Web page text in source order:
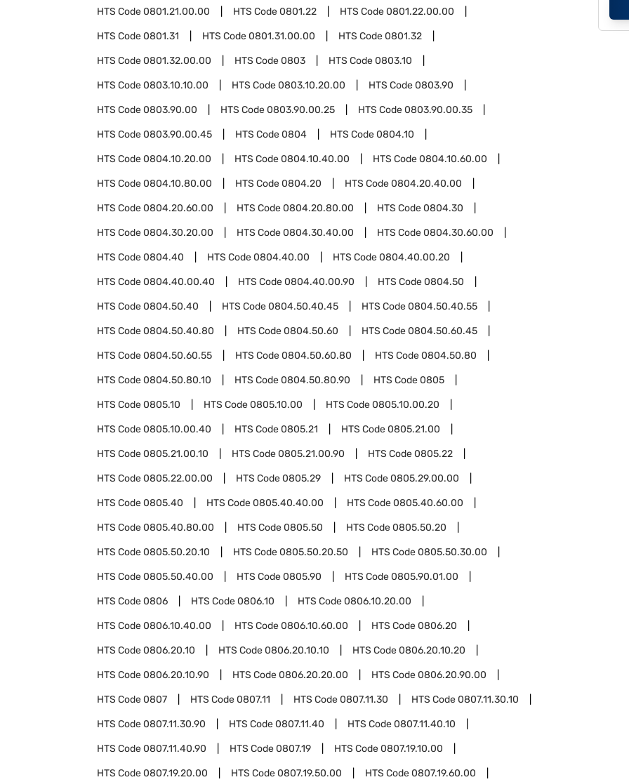
HTS Code0801.21.00.00 HTS Code0801.22 HTS Code0801.22.00.00
HTS Code0801.31 HTS Code0801.31.00.00 HTS Code0801.32
HTS Code0801.32.00.00 HTS Code0803 HTS Code0803.10
HTS Code0803.10.10.00 HTS Code0803.10.20.00 HTS Code0803.90
HTS Code0803.90.00 HTS Code0803.90.00.25 HTS Code0803.90.00.35
HTS Code0803.90.00.45 HTS Code0804 HTS Code0804.10
HTS Code0804.10.20.00 HTS Code0804.10.40.00 HTS Code0804.10.60.00
HTS Code0804.10.80.00 HTS Code0804.20 HTS Code0804.20.40.00
HTS Code0804.20.60.00 HTS Code0804.20.80.00 HTS Code0804.30
HTS Code0804.30.20.00 HTS Code0804.30.40.00 HTS Code0804.30.60.00
HTS Code0804.40 HTS Code0804.40.00 HTS Code0804.40.00.20
HTS Code0804.40.00.40 HTS Code0804.40.00.90 HTS Code0804.50
HTS Code0804.50.40 HTS Code0804.50.40.45 HTS Code0804.50.40.55
HTS Code0804.50.40.80 HTS Code0804.50.60 HTS Code0804.50.60.45
HTS Code0804.50.60.55 HTS Code0804.50.60.80 HTS Code0804.50.80
HTS Code0804.50.80.10 HTS Code0804.50.80.90 HTS Code0805
HTS Code0805.10 HTS Code0805.10.00 HTS Code0805.10.00.20
HTS Code0805.10.00.40 HTS Code0805.21 HTS Code0805.21.00
HTS Code0805.21.00.10 HTS Code0805.21.00.90 HTS Code0805.22
HTS Code0805.22.00.00 HTS Code0805.29 HTS Code0805.29.00.00
HTS Code0805.40 HTS Code0805.40.40.00 HTS Code0805.40.60.00
HTS Code0805.40.80.00 HTS Code0805.50 HTS Code0805.50.20
HTS Code0805.50.20.10 HTS Code0805.50.20.50 HTS Code0805.50.30.00
HTS Code0805.50.40.00 HTS Code0805.90 HTS Code0805.90.01.00
HTS Code0806 HTS Code0806.10 HTS Code0806.10.20.00
HTS Code0806.10.40.00 HTS Code0806.10.60.00 HTS Code0806.20
HTS Code0806.20.10 HTS Code0806.20.10.10 HTS Code0806.20.10.20
HTS Code0806.20.10.90 HTS Code0806.20.20.00 HTS Code0806.20.90.00
HTS Code0807 HTS Code0807.11 HTS Code0807.11.30 HTS Code0807.11.30.10
HTS Code0807.11.30.90 HTS Code0807.11.40 HTS Code0807.11.40.10
HTS Code0807.11.40.90 HTS Code0807.19 HTS Code0807.19.10.00
HTS Code0807.19.20.00 HTS Code0807.19.50.00 HTS Code0807.19.60.00